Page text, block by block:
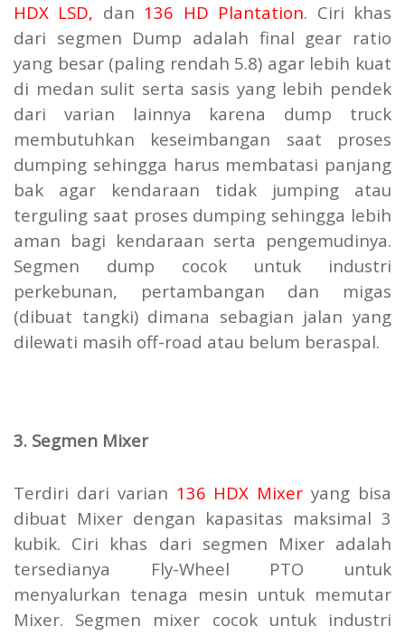
HDX LSD, dan 136 HD Plantation. Ciri khas
dari segmen Dump adalah final gear ratio
yang besar (paling rendah 5.8) agar lebih kuat
di medan sulit serta sasis yang lebih pendek
dari varian lainnya karena dump truck
membutuhkan keseimbangan saat proses
dumping sehingga harus membatasi panjang
bak agar kendaraan tidak jumping atau
terguling saat proses dumping sehingga lebih
aman bagi kendaraan serta pengemudinya.
Segmen dump cocok untuk industri
perkebunan, pertambangan dan migas
(dibuat tangki) dimana sebagian jalan yang
dilewati masih off-road atau belum beraspal.
3. Segmen Mixer
Terdiri dari varian 136 HDX Mixer yang bisa
dibuat Mixer dengan kapasitas maksimal 3
kubik. Ciri khas dari segmen Mixer adalah
tersedianya Fly-Wheel PTO untuk
menyalurkan tenaga mesin untuk memutar
Mixer. Segmen mixer cocok untuk industri